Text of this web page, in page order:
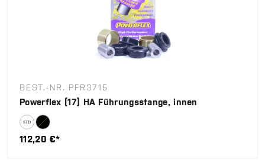
BEST.-NR. PFR3715
Powerflex (17) HA Führungsstange, innen
112,20 €*